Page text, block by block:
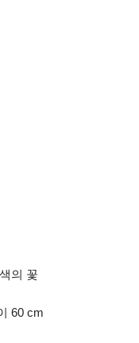
의 꽃
60 cm